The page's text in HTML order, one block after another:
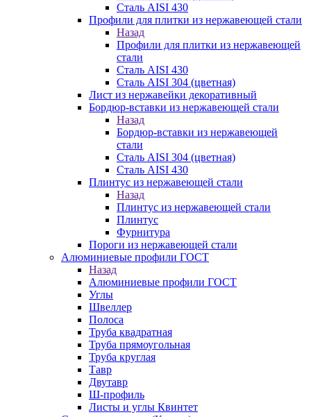
Сталь AISI 430
Профили для плитки из нержавеющей стали
Назад
Профили для плитки из нержавеющей
стали
Сталь AISI 430
Сталь AISI 304 (цветная)
Лист из нержавейки декоративный
Бордюр-вставки из нержавеющей стали
Назад
Бордюр-вставки из нержавеющей
стали
Сталь AISI 304 (цветная)
Сталь AISI 430
Плинтус из нержавеющей стали
Назад
Плинтус из нержавеющей стали
Плинтус
Фурнитура
Пороги из нержавеющей стали
Алюминиевые профили ГОСТ
Назад
Алюминиевые профили ГОСТ
Углы
Швеллер
Полоса
Труба квадратная
Труба прямоугольная
Труба круглая
Тавр
Двутавр
Ш-профиль
Листы и углы Квинтет